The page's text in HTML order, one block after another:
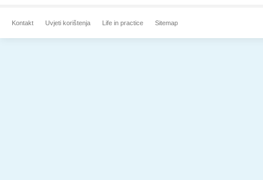
Kontakt Uvjeti korištenja Life in practice Sitemap